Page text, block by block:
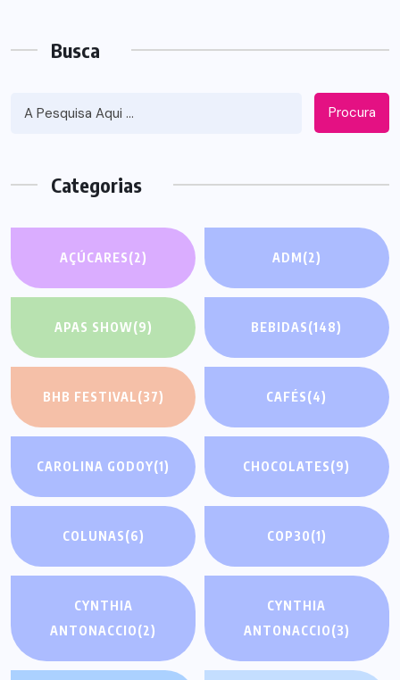
Busca
Procura
Categorias
AÇÚCARES(2) ADM(2)
APAS SHOW(9) BEBIDAS(148)
BHB FESTIVAL(37) CAFÉS(4)
CAROLINA GODOY(1) CHOCOLATES(9)
COLUNAS(6) COP30(1)
CYNTHIA
ANTONACCIO(2)
CYNTHIA
ANTONACCIO(3)